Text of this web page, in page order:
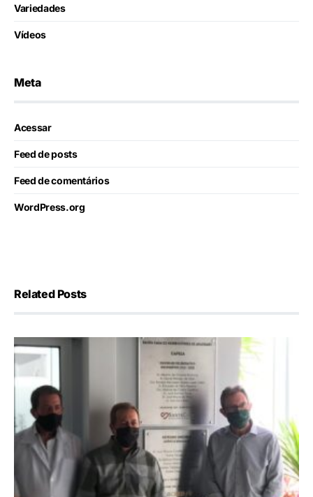
Variedades
Vídeos
Meta
Acessar
Feed de posts
Feed de comentários
WordPress.org
Related Posts